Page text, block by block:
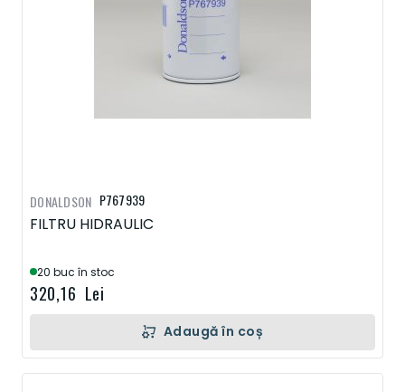
P767939
FILTRU HIDRAULIC
20 buc în stoc
320,16 Lei
DONALDSON
Adaugă în coș